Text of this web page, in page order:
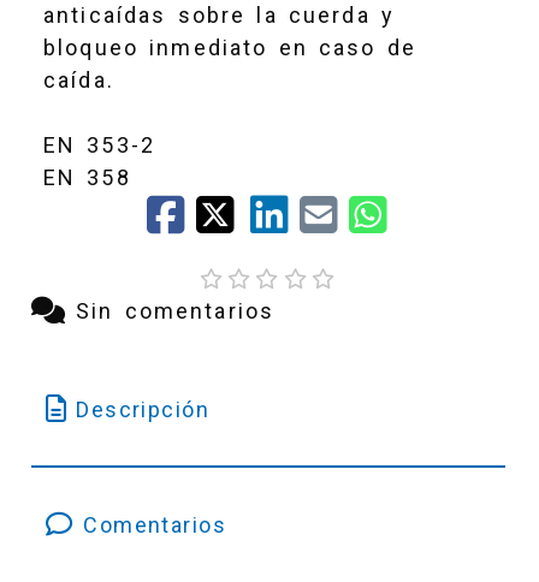
anticaídas sobre la cuerda y
bloqueo inmediato en caso de
caída.
EN 353-2
EN 358
Sin comentarios
Descripción
Comentarios